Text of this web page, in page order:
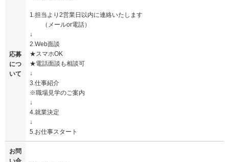
応募
につ
いて
1.担当より2営業日以内に連絡いたします
（メールor電話）
↓
2.Web面談
★スマホOK
★電話面談も相談可
↓
3.仕事紹介
※職場見学のご案内
↓
4.就業決定
↓
5.お仕事スタート
お問